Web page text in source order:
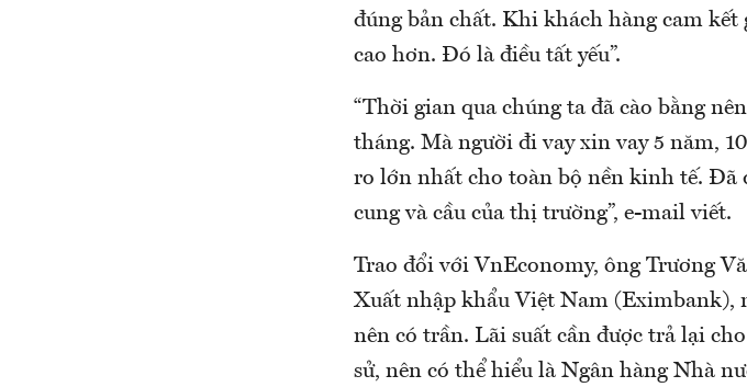
đúng bản chất. Khi khách hàng cam
cao hơn. Đó là điều tất yếu”.
“Thời gian qua chúng ta đã cào bằng
tháng. Mà người đi vay xin vay 5 năm,
ro lớn nhất cho toàn bộ nền kinh tế. Đã
cung và cầu của thị trường”, e-mail viết.
Trao đổi với VnEconomy, ông Trương
Xuất nhập khẩu Việt Nam (Eximbank),
nên có trần. Lãi suất cần được trả lại
sử, nên có thể hiểu là Ngân hàng Nhà